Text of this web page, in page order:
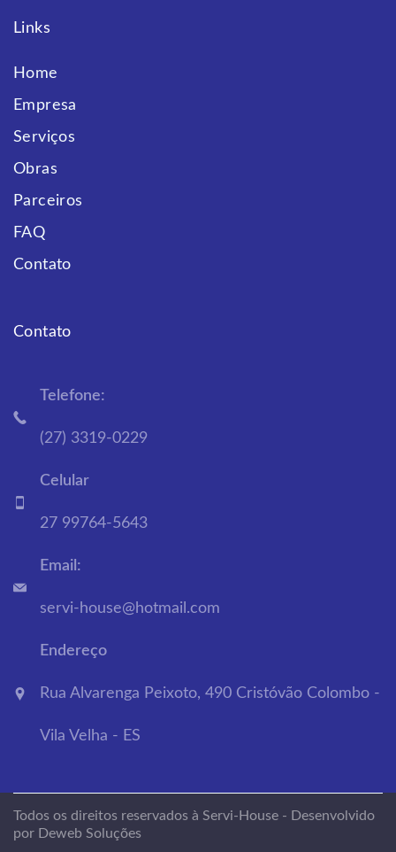
Links
Home
Empresa
Serviços
Obras
Parceiros
FAQ
Contato
Contato
Telefone:
(27) 3319-0229
Celular
27 99764-5643
Email:
servi-house@hotmail.com
Endereço
Rua Alvarenga Peixoto, 490 Cristóvão Colombo -
Vila Velha - ES
Todos os direitos reservados à Servi-House - Desenvolvido
por Deweb Soluções